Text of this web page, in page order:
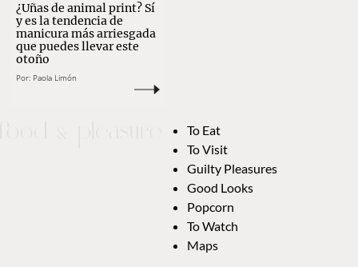
¿Uñas de animal print? Sí
y es la tendencia de
manicura más arriesgada
que puedes llevar este
otoño
Por: Paola Limón
To Eat
To Visit
Guilty Pleasures
Good Looks
Popcorn
To Watch
Maps